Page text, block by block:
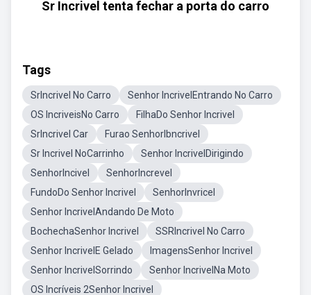
Sr Incrivel tenta fechar a porta do carro
Tags
SrIncrivel No Carro
Senhor IncrivelEntrando No Carro
OS IncriveisNo Carro
FilhaDo Senhor Incrivel
SrIncrivel Car
Furao SenhorIbncrivel
Sr Incrivel NoCarrinho
Senhor IncrivelDirigindo
SenhorIncivel
SenhorIncrevel
FundoDo Senhor Incrivel
SenhorInvricel
Senhor IncrivelAndando De Moto
BochechaSenhor Incrivel
SSRIncrivel No Carro
Senhor IncrivelE Gelado
ImagensSenhor Incrivel
Senhor IncrivelSorrindo
Senhor IncrivelNa Moto
OS Incríveis 2Senhor Incrivel